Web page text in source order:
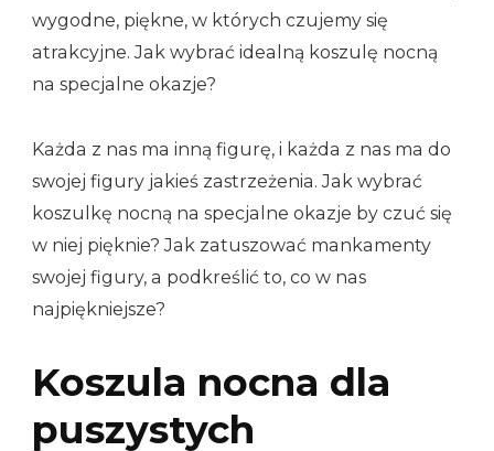
wygodne, piękne, w których czujemy się
atrakcyjne. Jak wybrać idealną koszulę nocną
na specjalne okazje?
Każda z nas ma inną figurę, i każda z nas ma do
swojej figury jakieś zastrzeżenia. Jak wybrać
koszulkę nocną na specjalne okazje by czuć się
w niej pięknie? Jak zatuszować mankamenty
swojej figury, a podkreślić to, co w nas
najpiękniejsze?
Koszula nocna dla
puszystych